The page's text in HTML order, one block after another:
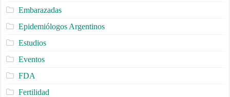
Embarazadas
Epidemiólogos Argentinos
Estudios
Eventos
FDA
Fertilidad